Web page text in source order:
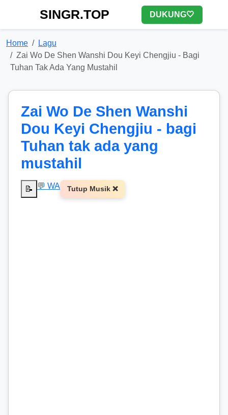
SINGR.TOP DUKUNG🤍
Home
Lagu
Zai Wo De Shen Wanshi Dou Keyi Chengjiu - Bagi
Tuhan Tak Ada Yang Mustahil
Zai Wo De Shen Wanshi
Dou Keyi Chengjiu - bagi
Tuhan tak ada yang
mustahil
📝 💬 WA Tutup Musik ❌